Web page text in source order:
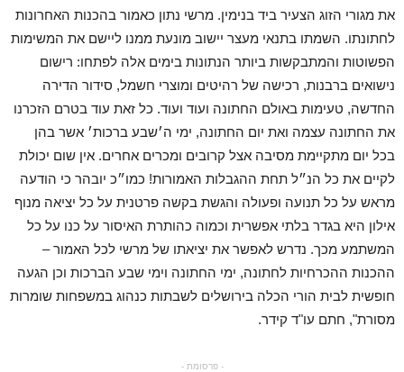
את מגורי הזוג הצעיר ביד בנימין. מרשי נתון כאמור בהכנות האחרונות
לחתונתו. השמתו בתנאי מעצר יישוב מונעת ממנו ליישם את המשימות
הפשוטות והמתבקשות ביותר הנתונות בימים אלה לפתחו: רישום
נישואים ברבנות, רכישה של רהיטים ומוצרי חשמל, סידור הדירה
החדשה, טעימות באולם החתונה ועוד ועוד. כל זאת עוד בטרם הזכרנו
את החתונה עצמה ואת יום החתונה, ימי ה׳שבע ברכות׳ אשר בהן
בכל יום מתקיימת מסיבה אצל קרובים ומכרים אחרים. אין שום יכולת
לקיים את כל הנ״ל תחת ההגבלות האמורות! כמו״כ יובהר כי הודעה
מראש על כל תנועה ופעולה והגשת בקשה פרטנית על כל יציאה מנוף
אילון היא בגדר בלתי אפשרית וכמוה כהותרת האיסור על כנו על כל
המשתמע מכך. נדרש לאפשר את יציאתו של מרשי לכל האמור –
ההכנות ההכרחיות לחתונה, ימי החתונה וימי שבע הברכות וכן הגעה
חופשית לבית הורי הכלה בירושלים לשבתות כנהוג במשפחות שומרות
מסורת", חתם עו"ד קידר.
- פרסומת -